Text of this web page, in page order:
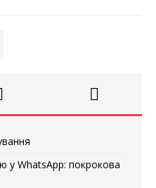
у WhatsApp: покрокова